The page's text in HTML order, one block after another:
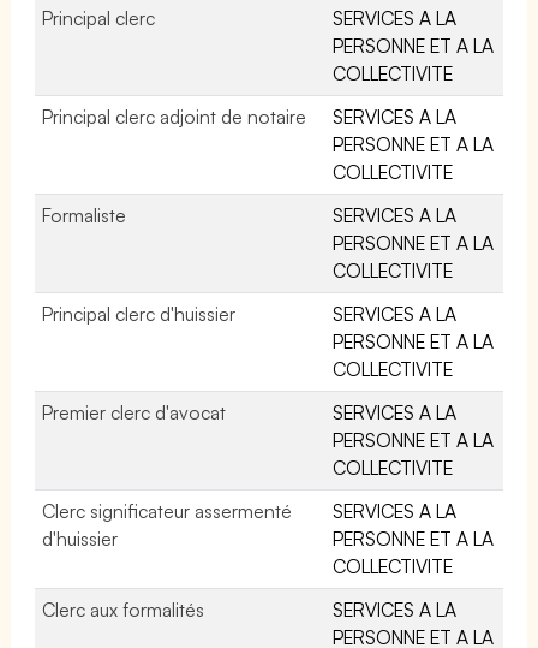
Principal clerc
SERVICES A LA
PERSONNE ET A LA
COLLECTIVITE
Principal clerc adjoint de notaire
SERVICES A LA
PERSONNE ET A LA
COLLECTIVITE
Formaliste
SERVICES A LA
PERSONNE ET A LA
COLLECTIVITE
Principal clerc d'huissier
SERVICES A LA
PERSONNE ET A LA
COLLECTIVITE
Premier clerc d'avocat
SERVICES A LA
PERSONNE ET A LA
COLLECTIVITE
Clerc significateur assermenté
d'huissier
SERVICES A LA
PERSONNE ET A LA
COLLECTIVITE
Clerc aux formalités
SERVICES A LA
PERSONNE ET A LA